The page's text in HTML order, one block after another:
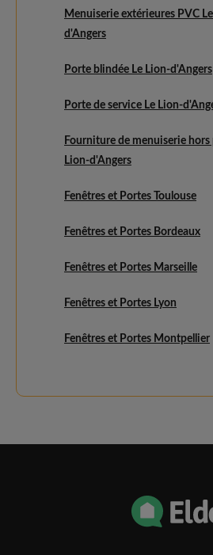
Menuiserie extérieures PVC
d'Angers
Porte blindée Le Lion-d'Angers
Porte de service Le Lion-
Fourniture de menuiserie hors
Lion-d'Angers
Fenêtres et Portes Toulouse
Fenêtres et Portes Bordeaux
Fenêtres et Portes Marseille
Fenêtres et Portes Lyon
Fenêtres et Portes Montpellier